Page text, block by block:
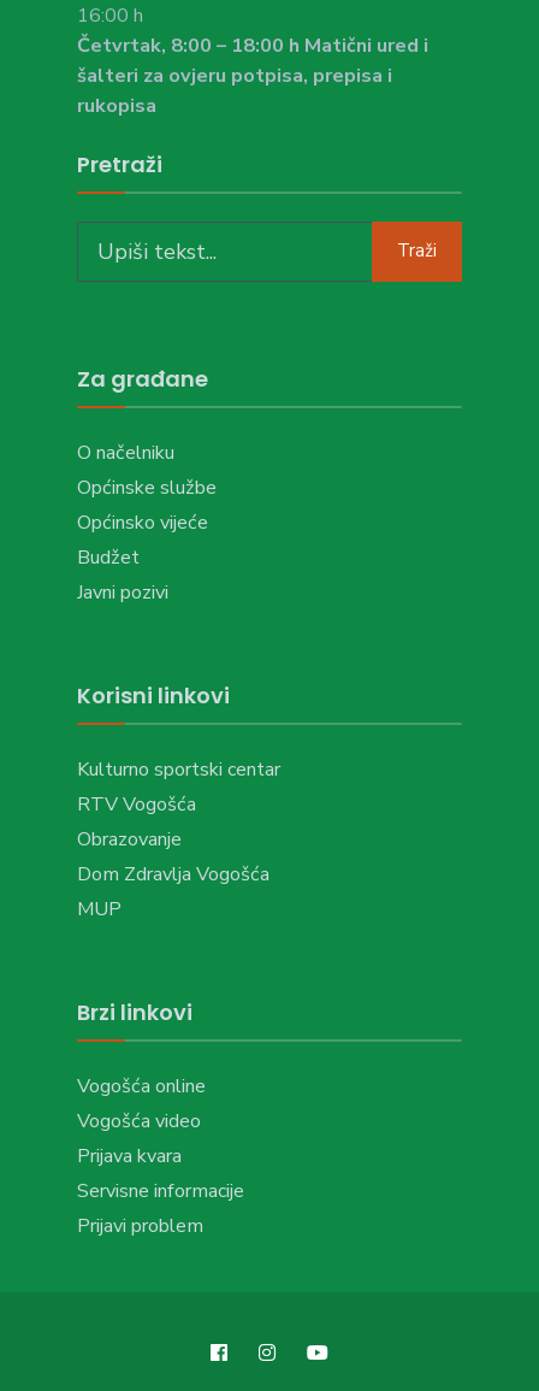
16:00 h
Četvrtak, 8:00 – 18:00 h Matični ured i
šalteri za ovjeru potpisa, prepisa i
rukopisa
Pretraži
for:
Traži
Za građane
O načelniku
Općinske službe
Općinsko vijeće
Budžet
Javni pozivi
Korisni linkovi
Kulturno sportski centar
RTV Vogošća
Obrazovanje
Dom Zdravlja Vogošća
MUP
Brzi linkovi
Vogošća online
Vogošća video
Prijava kvara
Servisne informacije
Prijavi problem